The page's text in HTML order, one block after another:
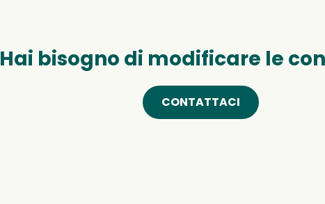
Hai bisogno di modificare le
CONTATTACI